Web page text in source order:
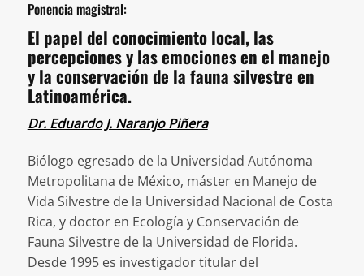
Ponencia magistral:
El papel del conocimiento local, las
percepciones y las emociones en el manejo
y la conservación de la fauna silvestre en
Latinoamérica.
Dr. Eduardo J. Naranjo Piñera
Biólogo egresado de la Universidad Autónoma
Metropolitana de México, máster en Manejo de
Vida Silvestre de la Universidad Nacional de Costa
Rica, y doctor en Ecología y Conservación de
Fauna Silvestre de la Universidad de Florida.
Desde 1995 es investigador titular del